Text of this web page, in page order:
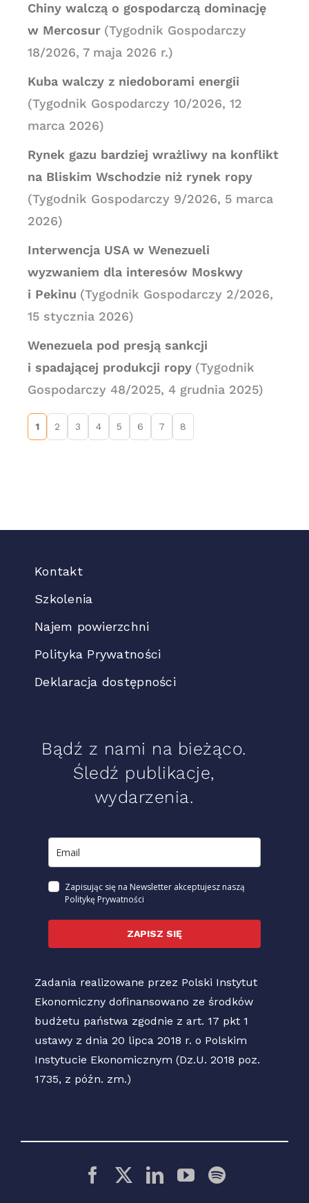
Chiny walczą o gospodarczą dominację
w Mercosur (Tygodnik Gospodarczy
18/2026, 7 maja 2026 r.)
Kuba walczy z niedoborami energii
(Tygodnik Gospodarczy 10/2026, 12
marca 2026)
Rynek gazu bardziej wrażliwy na konflikt
na Bliskim Wschodzie niż rynek ropy
(Tygodnik Gospodarczy 9/2026, 5 marca
2026)
Interwencja USA w Wenezueli
wyzwaniem dla interesów Moskwy
i Pekinu (Tygodnik Gospodarczy 2/2026,
15 stycznia 2026)
Wenezuela pod presją sankcji
i spadającej produkcji ropy (Tygodnik
Gospodarczy 48/2025, 4 grudnia 2025)
1 2 3 4 5 6 7 8
Kontakt
Szkolenia
Najem powierzchni
Polityka Prywatności
Deklaracja dostępności
Bądź z nami na bieżąco.
Śledź publikacje,
wydarzenia.
Zapisując się na Newsletter akceptujesz naszą
Politykę Prywatności
ZAPISZ SIĘ
Zadania realizowane przez Polski Instytut
Ekonomiczny dofinansowano ze środków
budżetu państwa zgodnie z art. 17 pkt 1
ustawy z dnia 20 lipca 2018 r. o Polskim
Instytucie Ekonomicznym (Dz.U. 2018 poz.
1735, z późn. zm.)